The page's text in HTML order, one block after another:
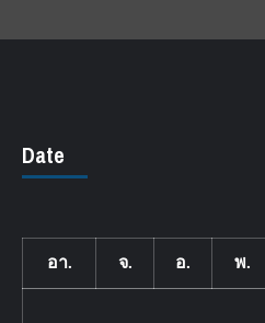
Date
อา. จ. อ. พ.